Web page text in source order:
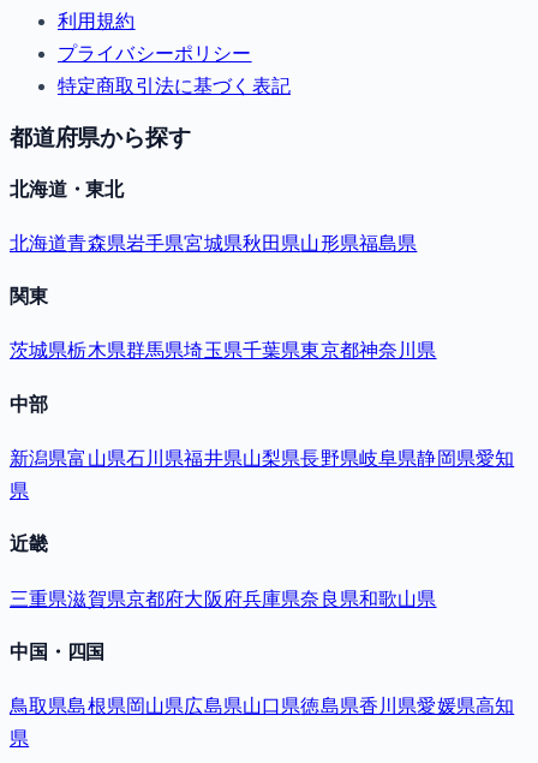
利用規約
プライバシーポリシー
特定商取引法に基づく表記
都道府県から探す
北海道・東北
北海道青森県岩手県宮城県秋田県山形県福島県
関東
茨城県栃木県群馬県埼玉県千葉県東京都神奈川県
中部
新潟県富山県石川県福井県山梨県長野県岐阜県静岡県愛知
県
近畿
三重県滋賀県京都府大阪府兵庫県奈良県和歌山県
中国・四国
鳥取県島根県岡山県広島県山口県徳島県香川県愛媛県高知
県